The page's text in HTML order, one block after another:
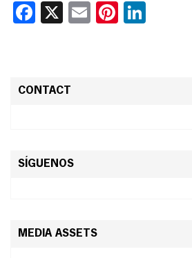
Facebook
X EmailPinterest
CONTACT
SÍGUENOS
MEDIA ASSETS